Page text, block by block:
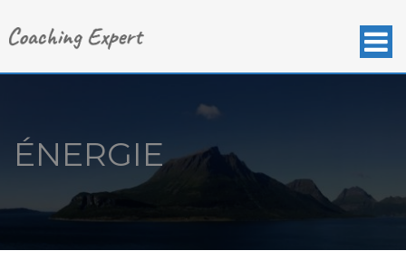
ÉNERGIE